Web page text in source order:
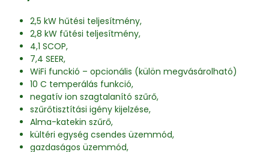
2,5 kW hűtési teljesítmény,
2,8 kW fűtési teljesítmény,
4,1 SCOP,
7,4 SEER,
WiFi funckió – opcionális (külön megvásárolható)
10 C temperálás funkció,
negatív ion szagtalanító szűrő,
szűrőtisztítási igény kijelzése,
Alma-katekin szűrő,
kültéri egység csendes üzemmód,
gazdaságos üzemmód,